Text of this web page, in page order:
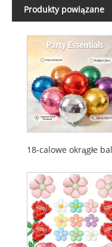
Produkty powiązane